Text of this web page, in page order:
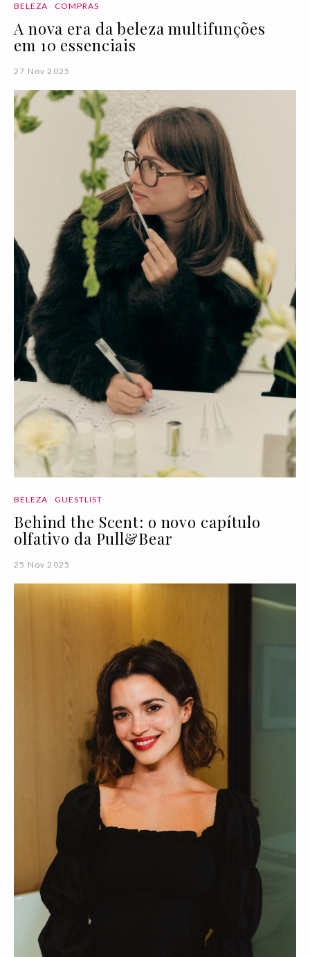
BELEZA COMPRAS
A nova era da beleza multifunções
em 10 essenciais
27 Nov 2025
BELEZA GUESTLIST
Behind the Scent: o novo capítulo
olfativo da Pull&Bear
25 Nov 2025